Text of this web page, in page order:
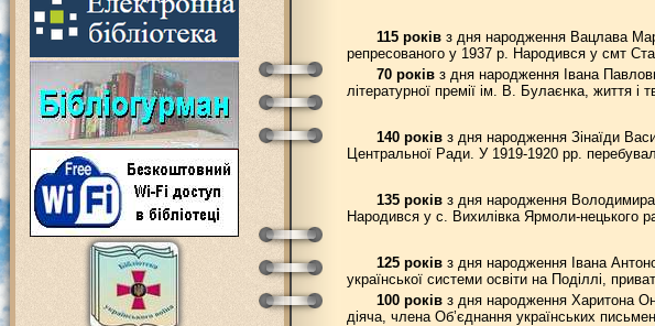
115 роківз дня народження Вацлава
репресованого у 1937 р. Народився у смт
70 роківз дня народження Івана
літературної премії ім. В. Булаєнка, життя і
140 роківз дня народження Зінаїди
Центральної Ради. У 1919-1920 рр.
135 роківз дня народження Володимира
Народився у с. Вихилівка Ярмоли-нецького
125 роківз дня народження Івана
української системи освіти на Поділлі,
100 роківз дня народження Харитона
діяча, члена Об’єднання українських